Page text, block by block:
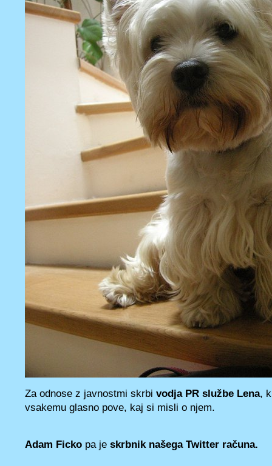
Za odnose z javnostmi skrbi vodja PR službe Lena,
vsakemu glasno pove, kaj si misli o njem.
Adam Ficko pa je skrbnik našega Twitter računa.